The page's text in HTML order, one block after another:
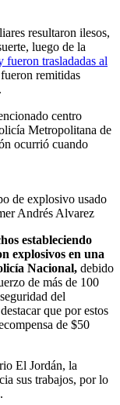
resultaron ilesos,
luego de la
fueron trasladadas al
remitidas
centro
Metropolitana de
ocurrió cuando
de explosivo usado
Andrés Alvarez
estableciendo
explosivos en una
Nacional, debido
de más de 100
del
que por estos
de $50
El Jordán, la
sus trabajos, por lo